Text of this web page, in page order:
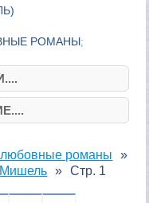
)
РОМАНЫ;
любовные романы
Стр. 1